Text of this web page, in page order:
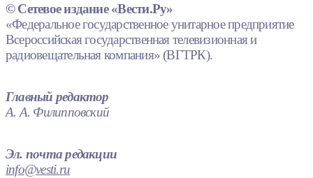
© Сетевое издание «Вести.Ру»
«Федеральное государственное унитарное предприятие
Всероссийская государственная телевизионная и
радиовещательная компания» (ВГТРК).
Главный редактор
А. А. Филипповский
Эл. почта редакции
info@vesti.ru